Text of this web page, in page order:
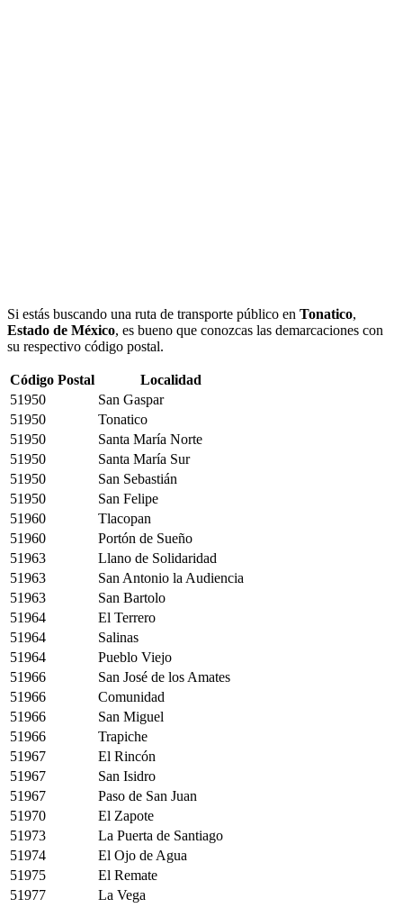
Si estás buscando una ruta de transporte público en Tonatico,
Estado de México, es bueno que conozcas las demarcaciones con
su respectivo código postal.
Código Postal
Localidad
51950
San Gaspar
51950
Tonatico
51950
Santa María Norte
51950
Santa María Sur
51950
San Sebastián
51950
San Felipe
51960
Tlacopan
51960
Portón de Sueño
51963
Llano de Solidaridad
51963
San Antonio la Audiencia
51963
San Bartolo
51964
El Terrero
51964
Salinas
51964
Pueblo Viejo
51966
San José de los Amates
51966
Comunidad
51966
San Miguel
51966
Trapiche
51967
El Rincón
51967
San Isidro
51967
Paso de San Juan
51970
El Zapote
51973
La Puerta de Santiago
51974
El Ojo de Agua
51975
El Remate
51977
La Vega